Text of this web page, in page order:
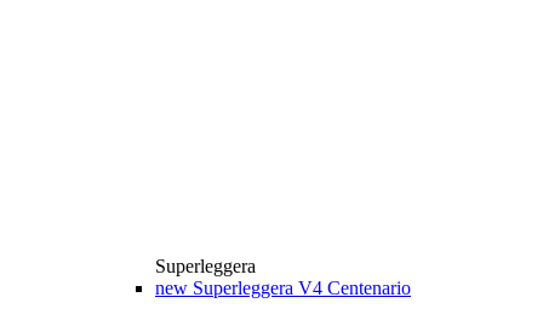
Superleggera
new Superleggera V4 Centenario